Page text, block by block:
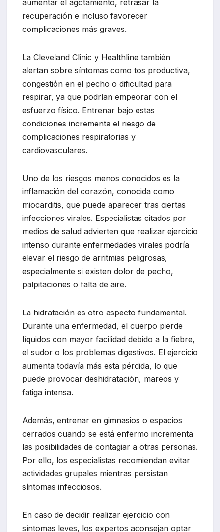
aumentar el agotamiento, retrasar la
recuperación e incluso favorecer
complicaciones más graves.
La Cleveland Clinic y Healthline también
alertan sobre síntomas como tos productiva,
congestión en el pecho o dificultad para
respirar, ya que podrían empeorar con el
esfuerzo físico. Entrenar bajo estas
condiciones incrementa el riesgo de
complicaciones respiratorias y
cardiovasculares.
Uno de los riesgos menos conocidos es la
inflamación del corazón, conocida como
miocarditis, que puede aparecer tras ciertas
infecciones virales. Especialistas citados por
medios de salud advierten que realizar ejercicio
intenso durante enfermedades virales podría
elevar el riesgo de arritmias peligrosas,
especialmente si existen dolor de pecho,
palpitaciones o falta de aire.
La hidratación es otro aspecto fundamental.
Durante una enfermedad, el cuerpo pierde
líquidos con mayor facilidad debido a la fiebre,
el sudor o los problemas digestivos. El ejercicio
aumenta todavía más esta pérdida, lo que
puede provocar deshidratación, mareos y
fatiga intensa.
Además, entrenar en gimnasios o espacios
cerrados cuando se está enfermo incrementa
las posibilidades de contagiar a otras personas.
Por ello, los especialistas recomiendan evitar
actividades grupales mientras persistan
síntomas infecciosos.
En caso de decidir realizar ejercicio con
síntomas leves, los expertos aconsejan optar